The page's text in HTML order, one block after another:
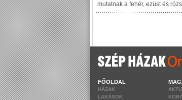
mutatnak a fehér, ezüst és
FŐOLDAL
HÁZAK
LAKÁSOK